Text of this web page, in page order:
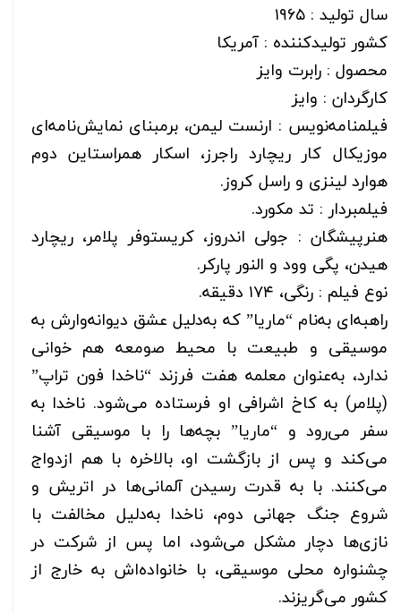
سال تولید : ۱۹۶۵
کشور تولیدکننده : آمریکا
محصول : رابرت وایز
کارگردان : وایز
فیلمنامه‌نویس : ارنست لیمن، برمبنای نمایش‌نامه‌ای
موزیکال کار ریچارد راجرز، اسکار همراستاین دوم
هوارد لینزی و راسل کروز.
فیلمبردار : تد مکورد.
هنرپیشگان : جولی اندروز، کریستوفر پلامر، ریچارد
هیدن، پگی وود و النور پارکر.
نوع فیلم : رنگی، ۱۷۴ دقیقه.
راهبه‌ای به‌نام “ماریا” که به‌دلیل عشق دیوانه‌وارش به
موسیقی و طبیعت با محیط صومعه هم خوانی
ندارد، به‌عنوان معلمه هفت فرزند “ناخدا فون تراپ”
(پلامر) به کاخ اشرافی او فرستاده می‌شود. ناخدا به
سفر می‌رود و “ماریا” بچه‌ها را با موسیقی آشنا
می‌کند و پس از بازگشت او، بالاخره با هم ازدواج
می‌کنند. با به قدرت رسیدن آلمانی‌ها در اتریش و
شروع جنگ جهانی دوم، ناخدا به‌دلیل مخالفت با
نازی‌ها دچار مشکل می‌شود، اما پس از شرکت در
چشنواره محلی موسیقی، با خانواده‌اش به خارج از
کشور می‌گریزند.